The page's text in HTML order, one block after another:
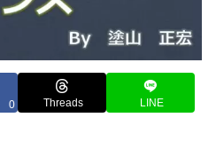
0 Threads LINE